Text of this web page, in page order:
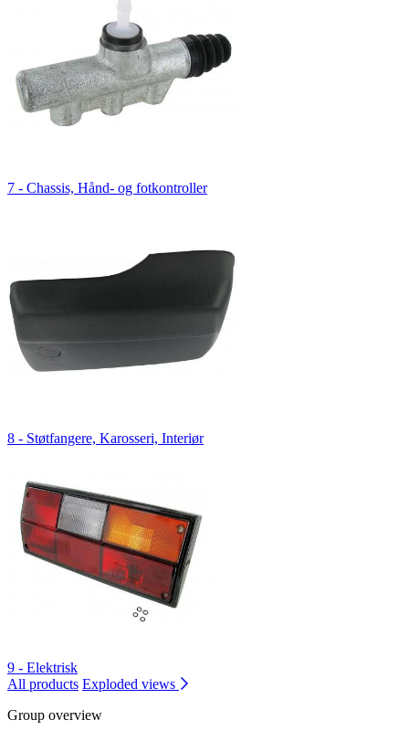
7 - Chassis, Hånd- og fotkontroller
8 - Støtfangere, Karosseri, Interiør
9 - Elektrisk
All products Exploded views
Group overview